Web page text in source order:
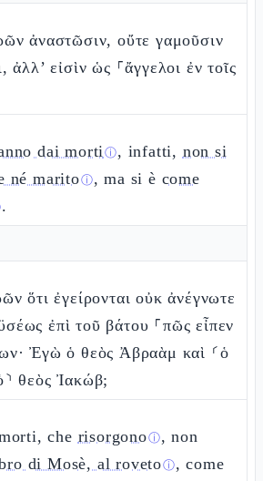
ἀναστῶσιν, οὔτε γαμοῦσιν
ἀλλ’ εἰσὶν ὡς ⸀ἄγγελοι ἐν τοῖς
dai mortiⓘ, infatti, non si
né maritoⓘ, ma si è come
.
ὅτι ἐγείρονται οὐκ ἀνέγνωτε
ἐπὶ τοῦ βάτου ⸀πῶς εἶπεν
Ἐγὼ ὁ θεὸς Ἀβραὰμ καὶ ⸂ὁ
θεὸς Ἰακώβ;
che risorgonoⓘ, non
di Mosè, al rovetoⓘ, come